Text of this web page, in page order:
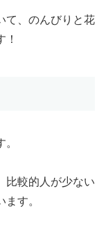
て、のんびりと花
比較的人が少ない
す。